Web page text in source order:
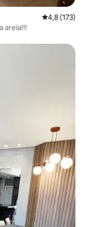
4,8 de uma
4,8 (173)
areia!!!